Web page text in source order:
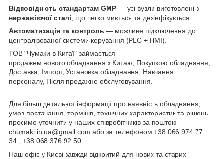
Відповідність стандартам GMP — усі вузли виготовлені з
нержавіючої сталі, що легко миється та дезінфікується.
Автоматизація та контроль — можливе підключення до
централізованої системи керування (PLC + HMI).
ТОВ "Чумаки в Китаї" займається
продажем нового обладнання з Китаю, Покупкою обладнання,
Доставка, Імпорт, Установка обладнання, Навчання
персоналу, Після продажне обслуговування.
Для більш детальної інформації про наявність обладнання,
умов постачання, термінів, технічних характеристик та рішень
просимо уточнити у наших співробітників за поштою
chumaki.in.ua@gmail.com або за телефоном +38 066 974 77
34 , +38 068 376 92 50 .
Наш офіс у Києві завжди відкритий для нових та старих